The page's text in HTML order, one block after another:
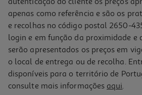
-10%
Livro A Tragédia Da Partida Dos Colonos
apenas como referência e são os
e recolhas no código postal 2650-
login e em função da proximidade e
serão apresentados os preços em
o local de entrega ou de recolha.
disponíveis para o território de
consulte mais informações aqui.